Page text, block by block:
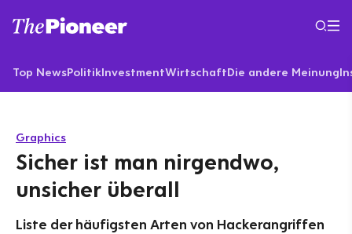
Top NewsPolitikInvestmentWirtschaftDie andere Meinung
Graphics
Sicher ist man nirgendwo,
unsicher überall
Liste der häufigsten Arten von Hackerangriffen